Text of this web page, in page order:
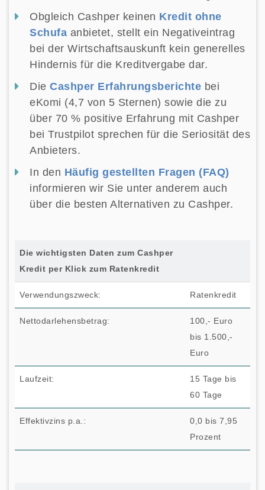
Obgleich Cashper keinen Kredit ohne
Schufa anbietet, stellt ein Negativeintrag
bei der Wirtschaftsauskunft kein generelles
Hindernis für die Kreditvergabe dar.
Die Cashper Erfahrungsberichte bei
eKomi (4,7 von 5 Sternen) sowie die zu
über 70 % positive Erfahrung mit Cashper
bei Trustpilot sprechen für die Seriosität des
Anbieters.
In den Häufig gestellten Fragen (FAQ)
informieren wir Sie unter anderem auch
über die besten Alternativen zu Cashper.
Die wichtigsten Daten zum Cashper
Kredit per Klick zum Ratenkredit
Verwendungszweck: Ratenkredit
Nettodarlehensbetrag:
100,- Euro
bis 1.500,-
Euro
Laufzeit:
15 Tage bis
60 Tage
Effektivzins p.a.:
0,0 bis 7,95
Prozent